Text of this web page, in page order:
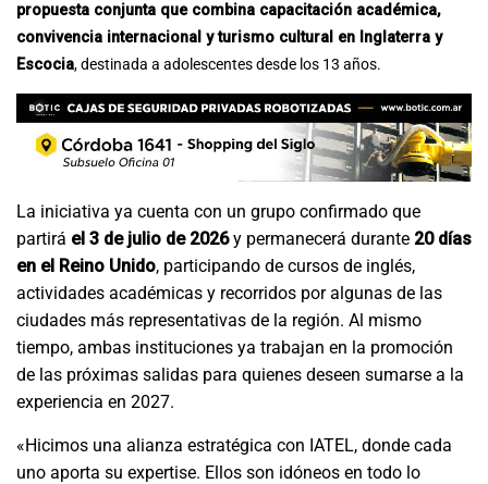
propuesta conjunta que combina capacitación académica,
convivencia internacional y turismo cultural en Inglaterra y
Escocia, destinada a adolescentes desde los 13 años.
La iniciativa ya cuenta con un grupo confirmado que
partirá el 3 de julio de 2026y permanecerá durante 20 días
en el Reino Unido, participando de cursos de inglés,
actividades académicas y recorridos por algunas de las
ciudades más representativas de la región. Al mismo
tiempo, ambas instituciones ya trabajan en la promoción
de las próximas salidas para quienes deseen sumarse a la
experiencia en 2027.
«Hicimos una alianza estratégica con IATEL, donde cada
uno aporta su expertise. Ellos son idóneos en todo lo